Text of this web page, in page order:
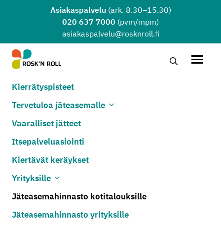
Siirry sisältöönAsiakaspalvelu(ark. 8.30–15.30)
020 637 7000 (pvm/mpm)
asiakaspalvelu@rosknroll.fi
Hae…Avaa
Kierrätyspisteet
Tervetuloa jäteasemalle
Vaaralliset jätteet
Itsepalveluasiointi
Kiertävät keräykset
Yrityksille
Jäteasemahinnasto kotitalouksille
Jäteasemahinnasto yrityksille